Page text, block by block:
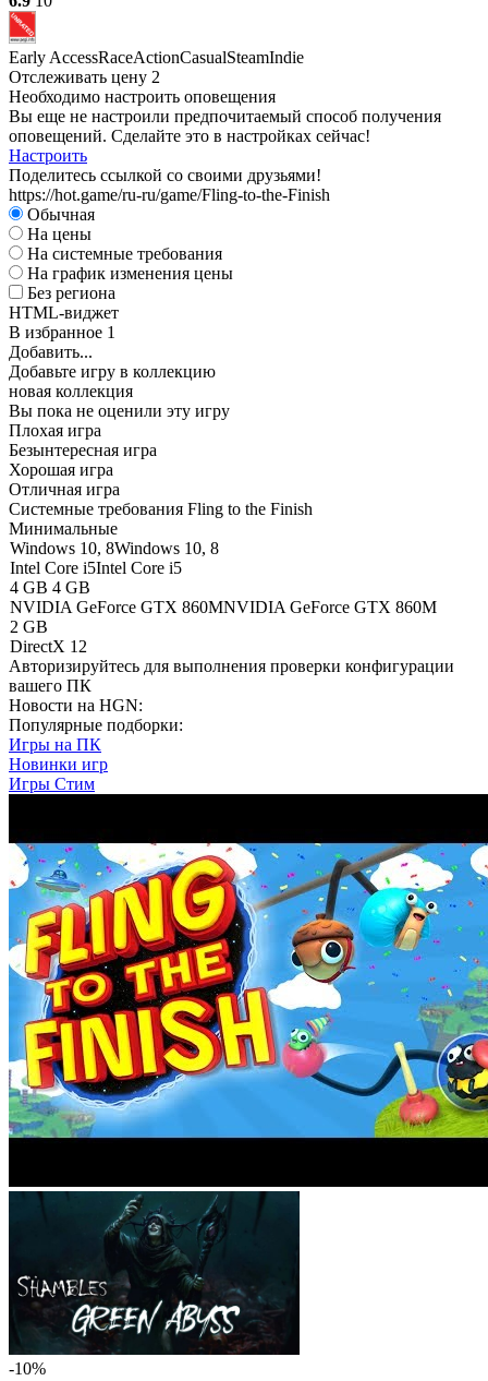
Early AccessRaceActionCasualSteamIndie
Отслеживать цену 2
Необходимо настроить оповещения
Вы еще не настроили предпочитаемый способ получения
оповещений. Сделайте это в настройках сейчас!
Настроить
Поделитесь ссылкой со своими друзьями!
https://hot.game/ru-ru/game/Fling-to-the-Finish
Обычная
На цены
На системные требования
На график изменения цены
Без региона
HTML-виджет
В избранное 1
Добавить...
Добавьте игру в коллекцию
новая коллекция
Вы пока не оценили эту игру
Плохая игра
Безынтересная игра
Хорошая игра
Отличная игра
Системные требования Fling to the Finish
Минимальные
Windows 10, 8Windows 10, 8
Intel Core i5Intel Core i5
4 GB 4 GB
NVIDIA GeForce GTX 860MNVIDIA GeForce GTX 860M
2 GB
DirectX 12
Авторизируйтесь для выполнения проверки конфигурации
вашего ПК
Новости на HGN:
Популярные подборки:
Игры на ПК
Новинки игр
Игры Стим
-10%